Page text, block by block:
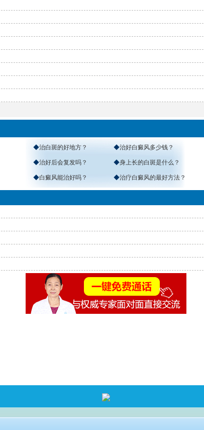
◆治白斑的好地方？ ◆治好白癜风多少钱？
◆治好后会复发吗？ ◆身上长的白斑是什么？
◆白癜风能治好吗？ ◆治疗白癜风的最好方法？
免费通话
咨询电话：4001190776